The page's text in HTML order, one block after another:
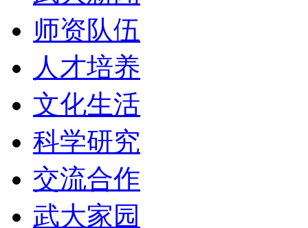
师资队伍
人才培养
文化生活
科学研究
交流合作
武大家园